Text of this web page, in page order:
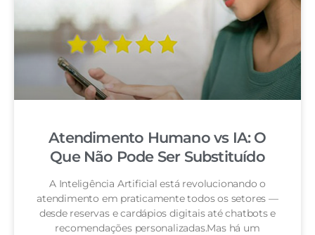
Atendimento Humano vs IA: O
Que Não Pode Ser Substituído
A Inteligência Artificial está revolucionando o
atendimento em praticamente todos os setores —
desde reservas e cardápios digitais até chatbots e
recomendações personalizadas.Mas há um